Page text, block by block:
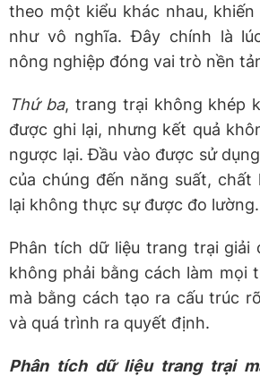
theo một kiểu khác nhau,
như vô nghĩa. Đây chính là
nông nghiệp đóng vai trò nền
Thứ ba, trang trại không khép
được ghi lại, nhưng kết quả
ngược lại. Đầu vào được sử
của chúng đến năng suất,
lại không thực sự được đo lường.
Phân tích dữ liệu trang trại giải
không phải bằng cách làm mọi
mà bằng cách tạo ra cấu trúc
và quá trình ra quyết định.
Phân tích dữ liệu trang trại